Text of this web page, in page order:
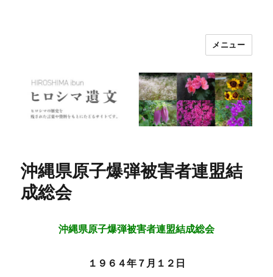
メニュー
沖縄県原子爆弾被害者連盟結
成総会
沖縄県原子爆弾被害者連盟結成総会
１９６４年７月１２日